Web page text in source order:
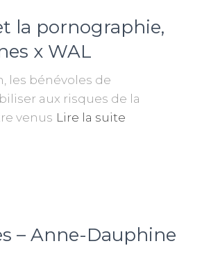
la pornographie,
x WAL
les bénévoles de
aux risques de la
venus Lire la suite
– Anne-Dauphine